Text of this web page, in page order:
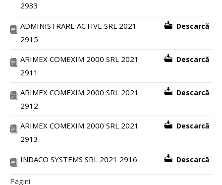
2933
ADMINISTRARE ACTIVE SRL 2021
2915
Descarcă
ARIMEX COMEXIM 2000 SRL 2021
2911
Descarcă
ARIMEX COMEXIM 2000 SRL 2021
2912
Descarcă
ARIMEX COMEXIM 2000 SRL 2021
2913
Descarcă
INDACO SYSTEMS SRL 2021 2916 Descarcă
Pagini